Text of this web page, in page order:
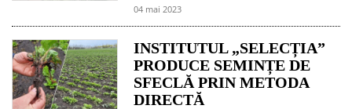
04 mai 2023
INSTITUTUL „SELECȚIA”
PRODUCE SEMINȚE DE
SFECLĂ PRIN METODA
DIRECTĂ